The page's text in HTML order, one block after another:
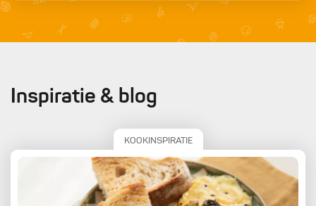
Inspiratie & blog
KOOKINSPIRATIE